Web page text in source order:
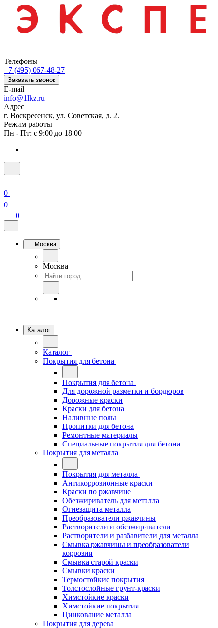
Телефоны
+7 (495) 067-48-27
Заказать звонок
E-mail
info@1lkz.ru
Адрес
г. Воскресенск, ул. Советская, д. 2.
Режим работы
Пн - Пт: с 9:00 до 18:00
0
0
0
Москва
Москва
Каталог
Каталог
Покрытия для бетона
Покрытия для бетона
Для дорожной разметки и бордюров
Дорожные краски
Краски для бетона
Наливные полы
Пропитки для бетона
Ремонтные материалы
Специальные покрытия для бетона
Покрытия для металла
Покрытия для металла
Антикоррозионные краски
Краски по ржавчине
Обезжириватель для металла
Огнезащита металла
Преобразователи ржавчины
Растворители и обезжириватели
Растворители и разбавители для металла
Смывка ржавчины и преобразователи
коррозии
Смывка старой краски
Смывки краски
Термостойкие покрытия
Толстослойные грунт-краски
Химстойкие краски
Химстойкие покрытия
Цинкование металла
Покрытия для дерева